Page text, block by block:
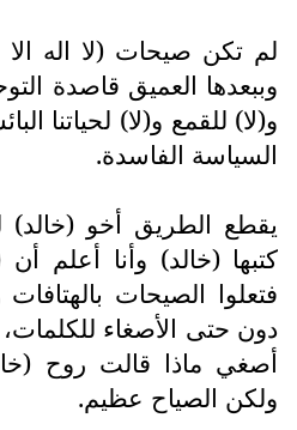
لم تكن صيحات (لا اله
وببعدها العميق قاصدة
و(لا) للقمع و(لا) لحياتنا
السياسة الفاسدة.
يقطع الطريق أخو
كتبها (خالد) وأنا أعلم
فتعلوا الصيحات
دون حتى الأصغاء
أصغي ماذا قالت روح
ولكن الصياح عظيم.